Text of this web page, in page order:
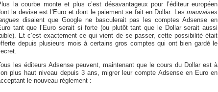
la courbe monte et plus c’est désavantageux pour l’éditeur européen
la devise est l’Euro et dont le paiement se fait en Dollar. Les mauvaises
disaient que Google ne basculerait pas les comptes Adsense en
tant que l’Euro serait si forte (ou plutôt tant que le Dollar serait aussi
Et c’est exactement ce qui vient de se passer, cette possibilité était
depuis plusieurs mois à certains gros comptes qui ont bien gardé le
Tous les éditeurs Adsense peuvent, maintenant que le cours du Dollar est à
plus haut niveau depuis 3 ans, migrer leur compte Adsense en Euro en
le nouveau règlement :